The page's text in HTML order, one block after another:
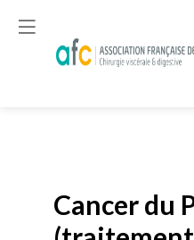
Cancer du